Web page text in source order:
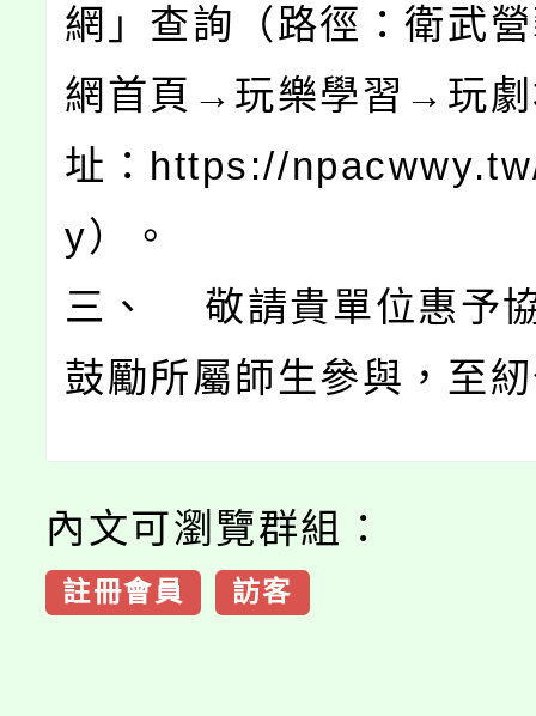
網」查詢（路徑：衛武
網首頁→玩樂學習→玩劇
址：https://
y）。
三、 敬請貴單位惠予
鼓勵所屬師生參與，至
內文可瀏覽群組：
註冊會員 訪客